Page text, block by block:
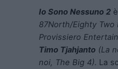
Io Sono Nessuno 2
87North/Eighty Two
Provissiero
Timo Tjahjanto (La
noi, The Big 4). La